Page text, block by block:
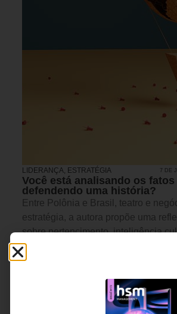
LIDERANÇA, ESTRATÉGIA 7 DE
Você está analisando os fatos
defendendo uma história?
Entre Polônia e Brasil, teatro e
estratégia, a autora propõe uma
sobre pertencimento, inteligência
capacidade, cada vez mais rara, de
independência em um mundo
Fundadora e CEO da AB-
15